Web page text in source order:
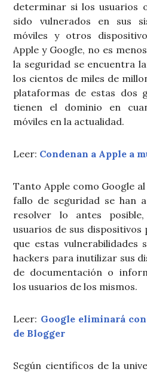
determinar si los usuarios
sido vulnerados en sus
móviles y otros
Apple y Google, no es
la seguridad se encuentra
los cientos de miles de
plataformas de estas dos
tienen el dominio en
móviles en la actualidad.
Leer: Condenan a Apple a
Tanto Apple como Google
fallo de seguridad se han
resolver lo antes
usuarios de sus
que estas vulnerabilidades
hackers para inutilizar sus
de documentación o
los usuarios de los mismos.
Leer: Google eliminará
de Blogger
Según científicos de la